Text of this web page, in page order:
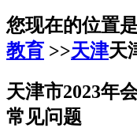
您现在的位置
教育 >>天津天
天津市2023年
常见问题